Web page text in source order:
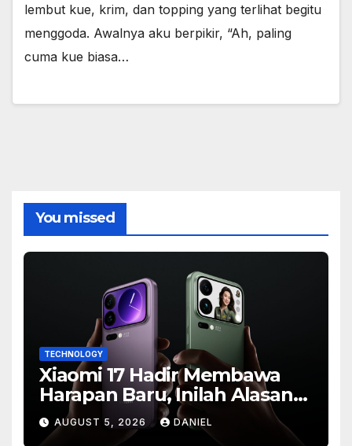
lembut kue, krim, dan topping yang terlihat begitu
menggoda. Awalnya aku berpikir, “Ah, paling
cuma kue biasa…
You missed
TECHNOLOGY
Xiaomi 17 Hadir Membawa
Harapan Baru, Inilah Alasan
Banyak Orang Menantikan
Ponsel Flagship Ini
AUGUST 5, 2026 DANIEL